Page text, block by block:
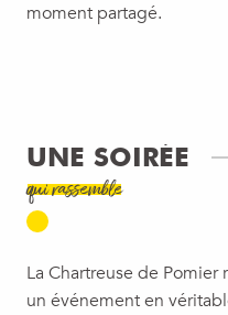
moment partagé.
UNE SOIRÉE
qui rassemble
La Chartreuse de
un événement en